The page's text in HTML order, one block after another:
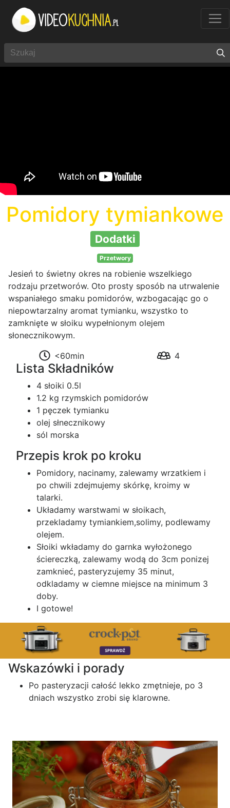
Pomidory tymiankowe
Dodatki
Przetwory
Jesień to świetny okres na robienie wszelkiego
rodzaju przetworów. Oto prosty sposób na utrwalenie
wspaniałego smaku pomidorów, wzbogacając go o
niepowtarzalny aromat tymianku, wszystko to
zamknięte w słoiku wypełnionym olejem
słonecznikowym.
<60min
4
Lista Składników
4 słoiki 0.5l
1.2 kg rzymskich pomidorów
1 pęczek tymianku
olej słnecznikowy
sól morska
Przepis krok po kroku
Pomidory, nacinamy, zalewamy wrzatkiem i
po chwili zdejmujemy skórkę, kroimy w
talarki.
Układamy warstwami w słoikach,
przekladamy tymiankiem,solimy, podlewamy
olejem.
Słoiki wkładamy do garnka wyłożonego
ściereczką, zalewamy wodą do 3cm ponizej
zamknieć, pasteryzujemy 35 minut,
odkladamy w ciemne miejsce na minimum 3
doby.
I gotowe!
Wskazówki i porady
Po pasteryzacji całość lekko zmętnieje, po 3
dniach wszystko zrobi się klarowne.